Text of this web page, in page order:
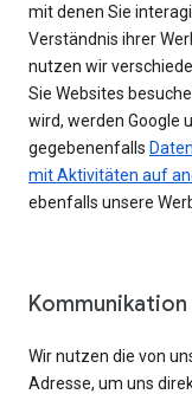
mit denen Sie
Verständnis ihrer
nutzen wir
Sie Websites
wird, werden Google
gegebenenfalls
mit Aktivitäten auf
ebenfalls unsere
Kommunikation
Wir nutzen die von
Adresse, um uns